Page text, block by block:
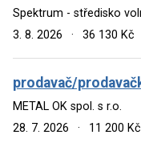
Spektrum - středisko
3. 8. 2026
· 36 130 Kč
prodavač/
METAL OK spol. s r.o.
28. 7. 2026
· 11 200 Kč